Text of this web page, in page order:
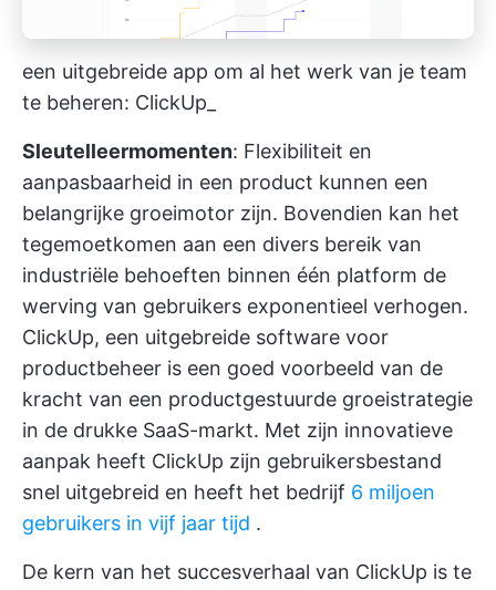
een uitgebreide app om al het werk van je team
te beheren: ClickUp_
Sleutelleermomenten: Flexibiliteit en
aanpasbaarheid in een product kunnen een
belangrijke groeimotor zijn. Bovendien kan het
tegemoetkomen aan een divers bereik van
industriële behoeften binnen één platform de
werving van gebruikers exponentieel verhogen.
ClickUp, een uitgebreide software voor
productbeheer is een goed voorbeeld van de
kracht van een productgestuurde groeistrategie
in de drukke SaaS-markt. Met zijn innovatieve
aanpak heeft ClickUp zijn gebruikersbestand
snel uitgebreid en heeft het bedrijf 6 miljoen
gebruikers in vijf jaar tijd .
De kern van het succesverhaal van ClickUp is te